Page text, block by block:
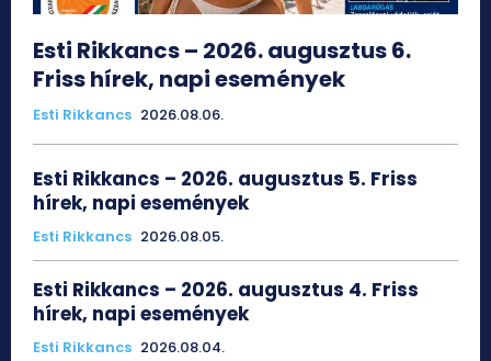
Esti Rikkancs – 2026. augusztus 6.
Friss hírek, napi események
Esti Rikkancs 2026.08.06.
Esti Rikkancs – 2026. augusztus 5. Friss
hírek, napi események
Esti Rikkancs 2026.08.05.
Esti Rikkancs – 2026. augusztus 4. Friss
hírek, napi események
Esti Rikkancs 2026.08.04.